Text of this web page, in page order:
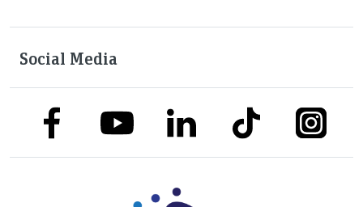
Social Media
link to facebooklink to youtubelink to linkedinlink to tiktok link to